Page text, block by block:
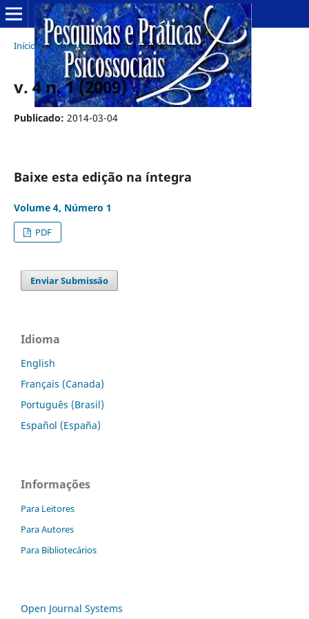
Início / Arquivos / v. 4 n. 1 (2009)
v. 4 n. 1 (2009)
Publicado: 2014-03-04
Baixe esta edição na íntegra
Volume 4, Número 1
PDF
Enviar Submissão
Idioma
English
Français (Canada)
Português (Brasil)
Español (España)
Informações
Para Leitores
Para Autores
Para Bibliotecários
Open Journal Systems